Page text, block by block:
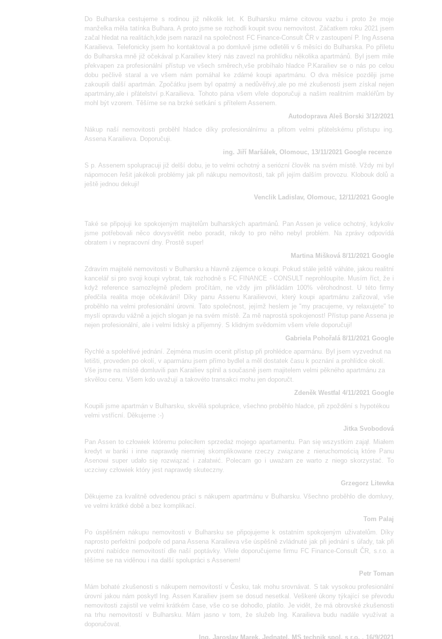
Do Bulharska cestujeme s rodinou již několik let. K Bulharsku máme citovou vazbu i proto že moje
manželka měla tatínka Bulhara. A proto jsme se rozhodli koupit svou nemovitost. Záčatkem roku 2021 jsem
začal hledat na realitách,kde jsem narazil na společnost FC Finance-Consult ČR v zastoupení P. Ing Assena
Karailieva. Telefonicky jsem ho kontaktoval a po domluvě jsme odletěli v 6 měsíci do Bulharska. Po příletu
do Bulharska mně již očekával p.Karailiev který nás zavezl na prohlídku několika apartmánů. Byl jsem mile
překvapen za profesionální přístup ve všech směrech,vše probíhalo hladce P.Karailiev se o nás po celou
dobu pečlivě staral a ve všem nám pomáhal ke zdárné koupi apartmánu. O dva měsíce později jsme
zakoupili další apartmán. Zpočátku jsem byl opatrný a nedůvěřivý,ale po mé zkušenosti jsem získal nejen
apartmány,ale i přátelství p.Karailieva. Tohoto pána všem vřele doporučuji a našim realitním makléřům by
mohl být vzorem. Těšíme se na brzké setkání s přítelem Assenem.
Autodoprava Aleš Borski 3/12/2021
Nákup naší nemovitosti proběhl hladce díky profesionálnímu a přitom velmi přátelskému přístupu ing.
Assena Karailieva. Doporučuji.
ing. Jiří Maršálek, Olomouc, 13/11/2021 Google recenze
S p. Assenem spolupracuji již delší dobu, je to velmi ochotný a seriózní člověk na svém místě. Vždy mi byl
nápomocen řešit jakékoli problémy jak při nákupu nemovitosti, tak při jejím dalším provozu. Klobouk dolů a
ještě jednou dekuji!
Venclik Ladislav, Olomouc, 12/11/2021 Google
Také se připojuji ke spokojeným majitelům bulharských apartmánů. Pan Assen je velice ochotný, kdykoliv
jsme potřebovali něco dovysvětlit nebo poradit, nikdy to pro něho nebyl problém. Na zprávy odpovídá
obratem i v nepracovní dny. Prostě super!
Martina Mišková 8/11/2021 Google
Zdravím majitelé nemovitosti v Bulharsku a hlavně zájemce o koupi. Pokud stále ještě váháte, jakou realitní
kancelář si pro svoji koupi vybrat, tak rozhodně s FC FINANCE - CONSULT neprohloupíte. Musím říct, že i
když reference samozřejmě předem pročítám, ne vždy jim přikládám 100% věrohodnost. U této firmy
předčila realita moje očekávání! Díky panu Assenu Karailievovi, který koupi apartmánu zařizoval, vše
proběhlo na velmi profesionální úrovni. Tato společnost, jejímž heslem je "my pracujeme, vy relaxujete" to
myslí opravdu vážně a jejich slogan je na svém místě. Za mě naprostá spokojenost! Přístup pane Assena je
nejen profesionální, ale i velmi lidský a příjemný. S klidným svědomím všem vřele doporučuji!
Gabriela Pohořalá 8/11/2021 Google
Rychlé a spolehlivé jednání. Zejména musím ocenit přístup při prohlédce aparmánu. Byl jsem vyzvednut na
letišti, proveden po okolí, v aparmánu jsem přímo bydlel a měl dostatek času k poznání a prohlídce okolí.
Vše jsme na místě domluvili pan Karailiev splnil a současně jsem majitelem velmi pěkného apartmánu za
skvělou cenu. Všem kdo uvažují a takovéto transakci mohu jen doporučt.
Zdeněk Westfal 4/11/2021 Google
Koupili jsme apartmán v Bulharsku, skvělá spolupráce, všechno proběhlo hladce, při zpoždění s hypotékou
velmi vstřícní. Děkujeme :-)
Jitka Svobodová
Pan Assen to człowiek któremu poleciłem sprzedaż mojego apartamentu. Pan się wszystkim zajął. Miałem
kredyt w banki i inne naprawdę niemniej skomplikowane rzeczy związane z nieruchomością które Panu
Asenowi super udało się rozwiązać i załatwić. Polecam go i uważam ze warto z niego skorzystać. To
uczciwy człowiek który jest naprawdę skuteczny.
Grzegorz Litewka
Děkujeme za kvalitně odvedenou práci s nákupem apartmánu v Bulharsku. Všechno proběhlo dle domluvy,
ve velmi krátké době a bez komplikací.
Tom Palaj
Po úspěšném nákupu nemovitosti v Bulharsku se připojujeme k ostatním spokojeným uživatelům. Díky
naprosto perfektní podpoře od pana Assena Karailieva vše úspěšně zvládnuté jak při jednání s úřady, tak při
prvotní nabídce nemovitostí dle naší poptávky. Vřele doporučujeme firmu FC Finance-Consult ČR, s.r.o. a
těšíme se na viděnou i na další spolupráci s Assenem!
Petr Toman
Mám bohaté zkušenosti s nákupem nemovitostí v Česku, tak mohu srovnávat. S tak vysokou profesionální
úrovní jakou nám poskytl Ing. Assen Karailiev jsem se dosud nesetkal. Veškeré úkony týkající se převodu
nemovitosti zajistil ve velmi krátkém čase, vše co se dohodlo, platilo. Je vidět, že má obrovské zkušenosti
na trhu nemovitostí v Bulharsku. Mám jasno v tom, že služeb Ing. Karailieva budu nadále využívat a
doporučovat.
Ing. Jaroslav Marek, Jednatel, MS technik spol. s r.o. , 16/9/2021